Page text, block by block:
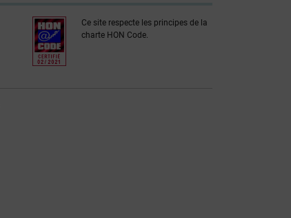
Ce site respecte les principes de la
charte HON Code.